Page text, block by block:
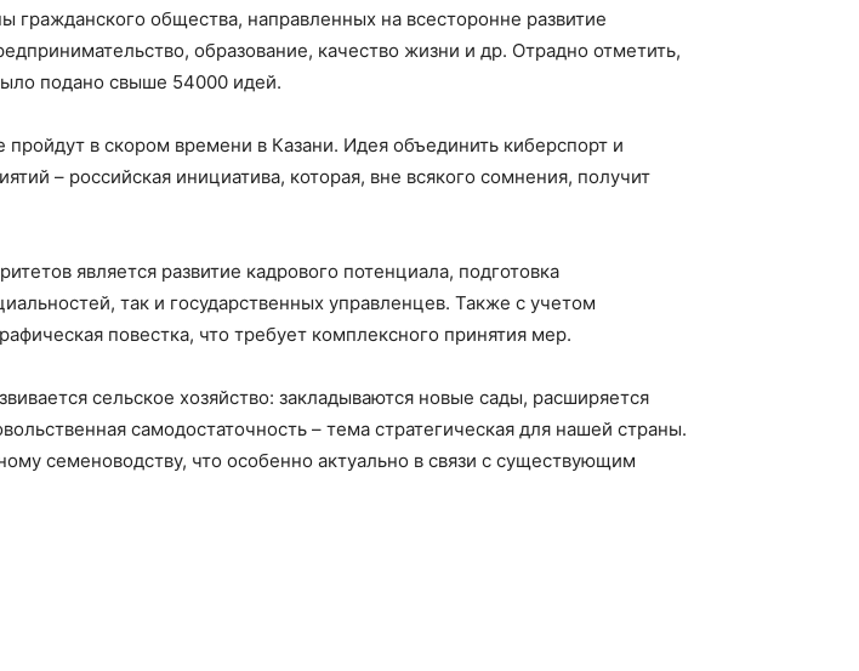
общества, направленных на всесторонне развитие
образование, качество жизни и др. Отрадно отметить,
подано свыше 54000 идей.
в скором времени в Казани. Идея объединить киберспорт и
– российская инициатива, которая, вне всякого сомнения, получит
является развитие кадрового потенциала, подготовка
так и государственных управленцев. Также с учетом
повестка, что требует комплексного принятия мер.
сельское хозяйство: закладываются новые сады, расширяется
самодостаточность – тема стратегическая для нашей страны.
семеноводству, что особенно актуально в связи с существующим